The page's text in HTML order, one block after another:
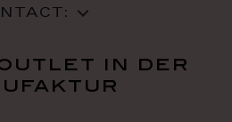
outlet in der